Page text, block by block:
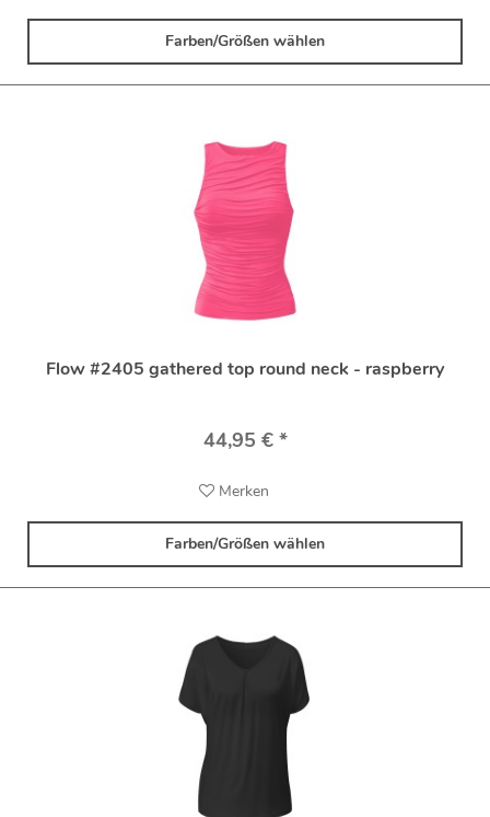
Farben/Größen wählen
Flow #2405 gathered top round neck - raspberry
44,95 € *
Merken
Farben/Größen wählen